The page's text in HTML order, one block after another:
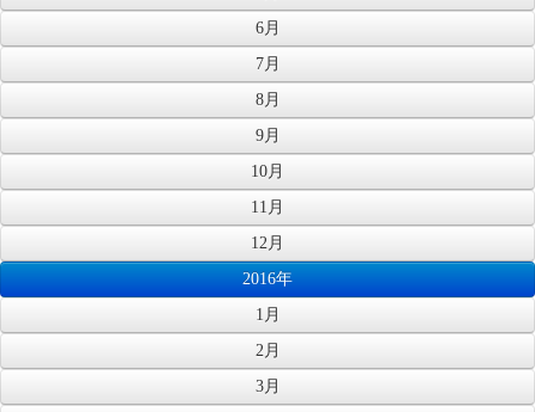
6月
7月
8月
9月
10月
11月
12月
2016年
1月
2月
3月